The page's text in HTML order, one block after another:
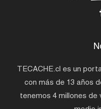
TECACHE.cl es un
con más de 13 años
tenemos 4 millones de